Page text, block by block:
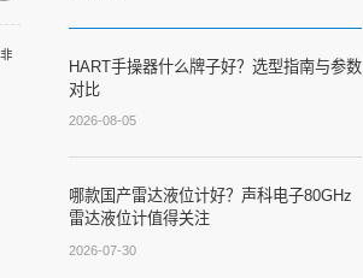
HART手操器什么牌子好？选型指南与参数
对比
2026-08-05
哪款国产雷达液位计好？声科电子80GHz
雷达液位计值得关注
2026-07-30